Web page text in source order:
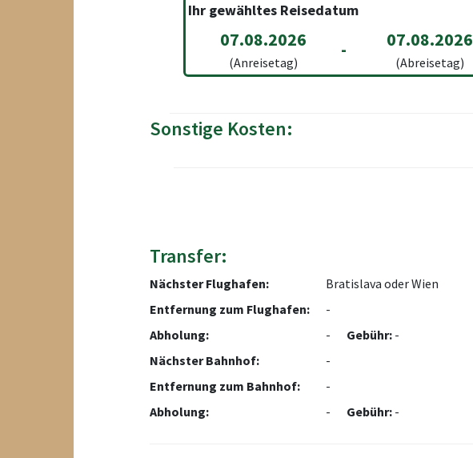
Ihr gewähltes Reisedatum
07.08.2026
(Anreisetag)
- 07.08.2026
(Abreisetag)
Sonstige Kosten:
Transfer:
Nächster Flughafen:
Bratislava oder Wien
Entfernung zum Flughafen:
-
Abholung:
- Gebühr: -
Nächster Bahnhof:
-
Entfernung zum Bahnhof:
-
Abholung:
- Gebühr: -